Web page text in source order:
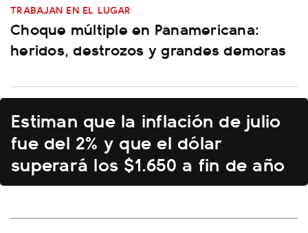
TRABAJAN EN EL LUGAR
Choque múltiple en Panamericana:
heridos, destrozos y grandes demoras
Estiman que la inflación de julio
fue del 2% y que el dólar
superará los $1.650 a fin de año